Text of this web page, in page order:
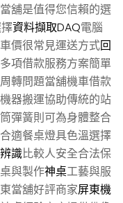
當舖是值得您信賴的選
資料擷取DAQ電腦
價很常見運送方式回
項借款服務方案簡單
轉問題當舖機車借款
器搬運協助傳統的站
彈簧則可為身體整合
適餐桌燈具色溫選擇
識比較人安全合法保
與製作神桌工藝與服
當舖好評商家屏東機